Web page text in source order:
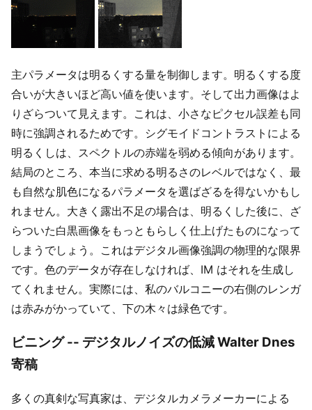
主パラメータは明るくする量を制御します。明るくする度
合いが大きいほど高い値を使います。そして出力画像はよ
りざらついて見えます。これは、小さなピクセル誤差も同
時に強調されるためです。シグモイドコントラストによる
明るくしは、スペクトルの赤端を弱める傾向があります。
結局のところ、本当に求める明るさのレベルではなく、最
も自然な肌色になるパラメータを選ばざるを得ないかもし
れません。大きく露出不足の場合は、明るくした後に、ざ
らついた白黒画像をもっともらしく仕上げたものになって
しまうでしょう。これはデジタル画像強調の物理的な限界
です。色のデータが存在しなければ、IM はそれを生成し
てくれません。実際には、私のバルコニーの右側のレンガ
は赤みがかっていて、下の木々は緑色です。
ビニング -- デジタルノイズの低減 Walter Dnes
寄稿
多くの真剣な写真家は、デジタルカメラメーカーによる